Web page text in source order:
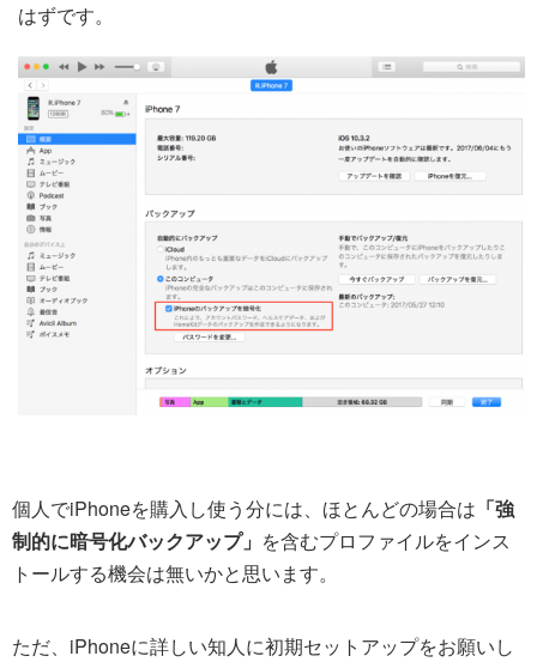
はずです。
個人でiPhoneを購入し使う分には、ほとんどの場合は 「強
制的に暗号化バックアップ」 を含むプロファイルをインス
トールする機会は無いかと思います。
ただ、iPhoneに詳しい知人に初期セットアップをお願いし